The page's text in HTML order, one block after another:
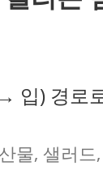
입) 경로
물, 샐러드